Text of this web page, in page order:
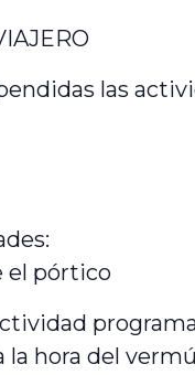
las
el pórtico
hora del